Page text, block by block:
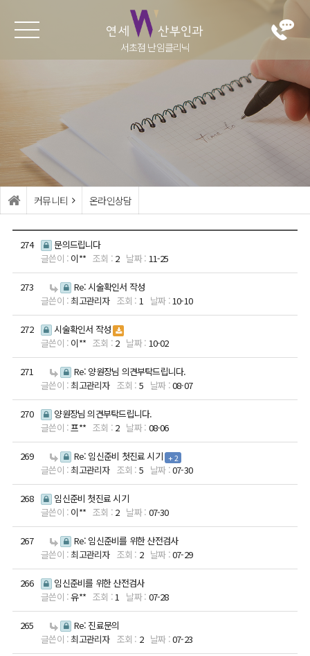
서초점 난임클리닉
진료시간·오시
난임클리
시험관아기
가임력보존 (난
자동결)
반복적 임신실
패
원스톱 메디컬
진료
주산기관리
난자냉동
닉
부인과 검진
생식기 감염
여성건강센터
여성의학
연구소
여성의학연구
소
연구진 소개
난임연구 및 시
술
커뮤니티
임신사례후기
온라인상담
공지사항
W 난임영상
ENG
ENG
커뮤니티 온라인상담
274
문의드립니다
이**
2 11-25
273
Re: 시술확인서 작성
최고관리자
1 10-10
272
시술확인서 작성
이**
2 10-02
271
Re: 양원장님 의견부탁드립니다.
최고관리자
5 08-07
270
양원장님 의견부탁드립니다.
프**
2 08-06
269 Re: 임신준비 첫진료 시기 + 2
최고관리자 5 07-30
268
임신준비 첫진료 시기
이**
2 07-30
267
Re: 임신준비를 위한 산전검사
최고관리자
2 07-29
266
임신준비를 위한 산전검사
유**
1 07-28
265
Re: 진료문의
최고관리자
2 07-23